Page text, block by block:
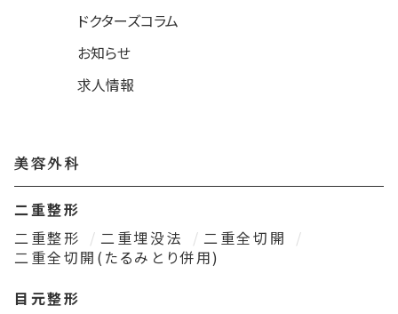
ドクターズコラム
お知らせ
求人情報
美容外科
二重整形
二重整形
二重埋没法
二重全切開
二重全切開(たるみとり併用)
目元整形